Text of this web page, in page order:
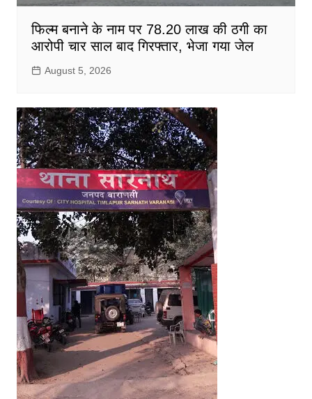
फिल्म बनाने के नाम पर 78.20 लाख की ठगी का
आरोपी चार साल बाद गिरफ्तार, भेजा गया जेल
August 5, 2026